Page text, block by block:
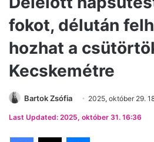
fokot, délután
hozhat a
Kecskemétre
Bartok Zsófia 2025, október 29.
Last Updated: 2025, október 31. 16:36
Facebook
X Messenger